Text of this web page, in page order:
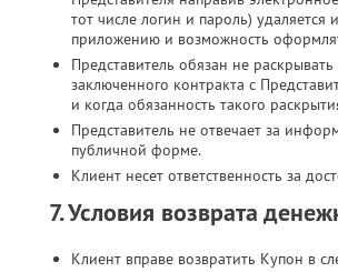
тот числе логин и пароль)
приложению и возможность
Представитель обязан не
заключенного контракта с
и когда обязанность такого
Представитель не отвечает за
публичной форме.
Клиент несет ответственность за
7. Условия возврата
Клиент вправе возвратить Купон в